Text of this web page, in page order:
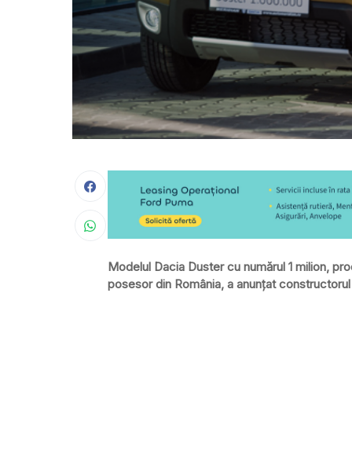
Modelul Dacia Duster cu numărul 1 milion,
posesor din România, a anunţat